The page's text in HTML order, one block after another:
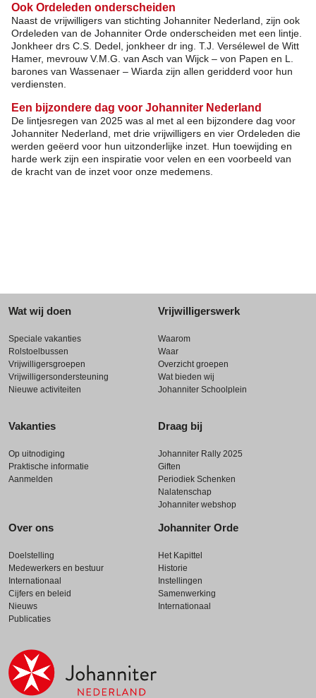
Ook Ordeleden onderscheiden
Naast de vrijwilligers van stichting Johanniter Nederland, zijn ook
Ordeleden van de Johanniter Orde onderscheiden met een lintje.
Jonkheer drs C.S. Dedel, jonkheer dr ing. T.J. Versélewel de Witt
Hamer, mevrouw V.M.G. van Asch van Wijck – von Papen en L.
barones van Wassenaer – Wiarda zijn allen geridderd voor hun
verdiensten.
Een bijzondere dag voor Johanniter Nederland
De lintjesregen van 2025 was al met al een bijzondere dag voor
Johanniter Nederland, met drie vrijwilligers en vier Ordeleden die
werden geëerd voor hun uitzonderlijke inzet. Hun toewijding en
harde werk zijn een inspiratie voor velen en een voorbeeld van
de kracht van de inzet voor onze medemens.
Wat wij doen
Speciale vakanties
Rolstoelbussen
Vrijwilligersgroepen
Vrijwilligersondersteuning
Nieuwe activiteiten
Vakanties
Op uitnodiging
Praktische informatie
Aanmelden
Vrijwilligerswerk
Waarom
Waar
Overzicht groepen
Wat bieden wij
Johanniter Schoolplein
Draag bij
Johanniter Rally 2025
Giften
Periodiek Schenken
Nalatenschap
Johanniter webshop
Over ons
Doelstelling
Medewerkers en bestuur
Internationaal
Cijfers en beleid
Nieuws
Publicaties
Johanniter Orde
Het Kapittel
Historie
Instellingen
Samenwerking
Internationaal